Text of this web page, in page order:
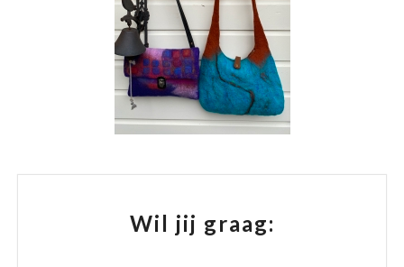
Wil jij graag: